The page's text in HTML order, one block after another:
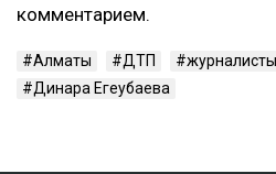
комментарием.
Алматы ДТП
Динара Егеубаева